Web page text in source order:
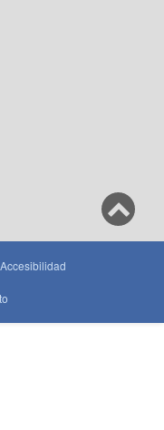
Accesibilidad